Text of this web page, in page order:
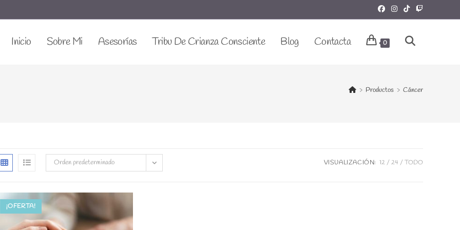
Inicio Sobre Mi Asesorías Tribu De Crianza Consciente Blog Contacta 0 Alternar
Búsqueda
> Productos > Cáncer
Orden predeterminado VISUALIZACIÓN: 12 24 TODO
¡OFERTA!